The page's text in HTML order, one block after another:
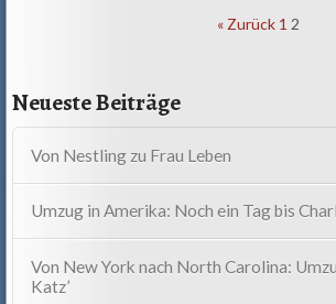
Comment
navigation
« Zurück 1 2
Neueste Beiträge
Von Nestling zu Frau Leben
Umzug in Amerika: Noch ein Tag bis
Von New York nach North Carolina:
Katz’